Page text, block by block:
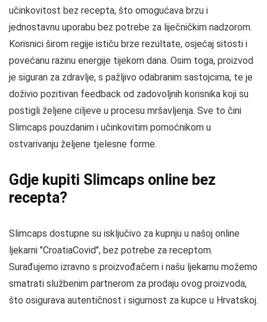
učinkovitost bez recepta, što omogućava brzu i
jednostavnu uporabu bez potrebe za liječničkim nadzorom.
Korisnici širom regije ističu brze rezultate, osjećaj sitosti i
povećanu razinu energije tijekom dana. Osim toga, proizvod
je siguran za zdravlje, s pažljivo odabranim sastojcima, te je
doživio pozitivan feedback od zadovoljnih korisnika koji su
postigli željene ciljeve u procesu mršavljenja. Sve to čini
Slimcaps pouzdanim i učinkovitim pomoćnikom u
ostvarivanju željene tjelesne forme.
Gdje kupiti Slimcaps online bez
recepta?
Slimcaps dostupne su isključivo za kupnju u našoj online
ljekarni "CroatiaCovid", bez potrebe za receptom.
Surađujemo izravno s proizvođačem i našu ljekarnu možemo
smatrati službenim partnerom za prodaju ovog proizvoda,
što osigurava autentičnost i sigurnost za kupce u Hrvatskoj.